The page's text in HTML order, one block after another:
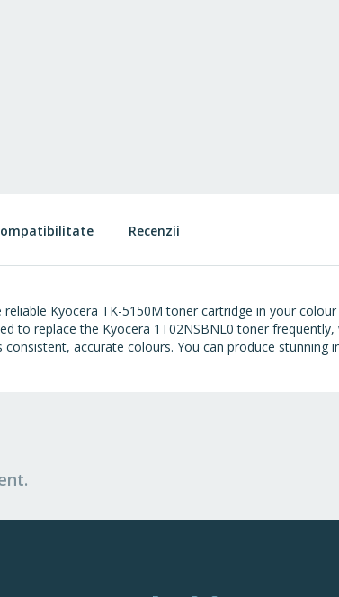
Kyocera TK-5150M toner cartridge in your
to replace the Kyocera 1T02NSBNL0 toner
accurate colours. You can produce stunning
Recenzii